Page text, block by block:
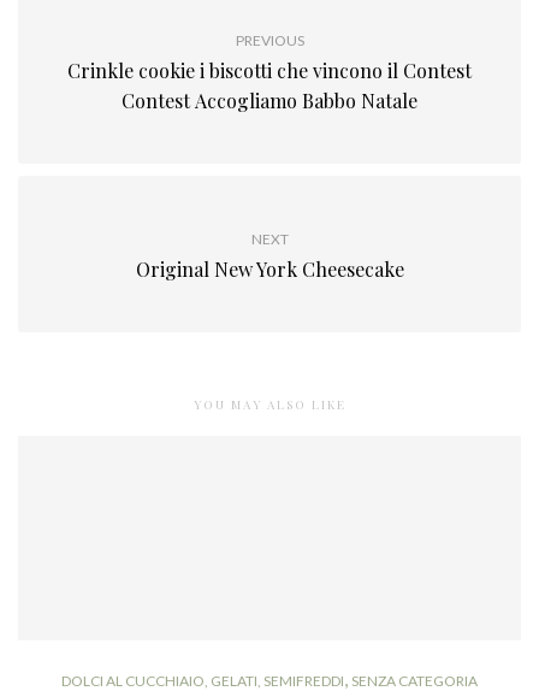
PREVIOUS
Crinkle cookie i biscotti che vincono il Contest
Contest Accogliamo Babbo Natale
NEXT
Original New York Cheesecake
YOU MAY ALSO LIKE
DOLCI AL CUCCHIAIO, GELATI, SEMIFREDDI, SENZA CATEGORIA